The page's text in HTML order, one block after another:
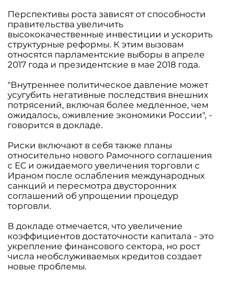
Перспективы роста зависят от способности
правительства увеличить
высококачественные инвестиции и ускорить
структурные реформы. К этим вызовам
относятся парламентские выборы в апреле
2017 года и президентские в мае 2018 года.
"Внутреннее политическое давление может
усугубить негативные последствия внешних
потрясений, включая более медленное, чем
ожидалось, оживление экономики России", -
говорится в докладе.
Риски включают в себя также планы
относительно нового Рамочного соглашения
с ЕС и ожидаемого увеличения торговли с
Ираном после ослабления международных
санкций и пересмотра двусторонних
соглашений об упрощении процедур
торговли.
В докладе отмечается, что увеличение
коэффициентов достаточности капитала - это
укрепление финансового сектора, но рост
числа необслуживаемых кредитов создает
новые проблемы.